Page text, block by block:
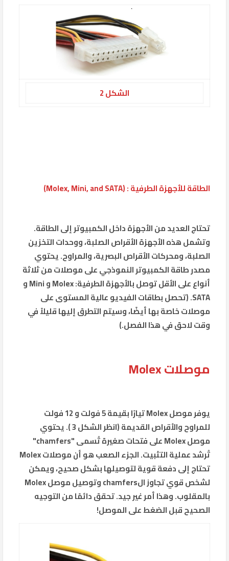
الشكل 2
الطاقة للأجهزة الطرفية : (Molex, Mini, and SATA)
تحتاج العديد من الأجهزة داخل الكمبيوتر إلى الطاقة.
وتشمل هذه الأجهزة الأقراص الصلبة، ووحدات التخزين
الصلبة، ومحركات الأقراص البصرية، والمراوح. يحتوي
مصدر طاقة الكمبيوتر النموذجي على موصلات من ثلاثة
أنواع على الأقل توصل بالأجهزة الطرفية: Molex و Mini و
SATA. (تحصل بطاقات الفيديو عالية المستوى على
موصلات خاصة بها أيضًا، وسيتم التطرق إليها قليلاً في
وقت لاحق في هذا الفصل.)
موصلات Molex
يوفر موصل Molex تيارًا بقيمة 5 فولت و 12 فولت
للمراوح والأقراص القديمة (انظر الشكل 3 ). يحتوي
موصل Molex على فتحات صغيرة تُسمى "chamfers"
تُرشد عملية التثبيت. الجزء الصعب هو أن موصلات Molex
تحتاج إلى دفعة قوية لتوصيلها بشكل صحيح، ويمكن
لشخص قوي تجاوز الchamfers وتوصيل موصل Molex
بالمقلوب. وهذا أمر غير جيد. تحقق دائمًا من التوجيه
الصحيح قبل الضغط على الموصل!